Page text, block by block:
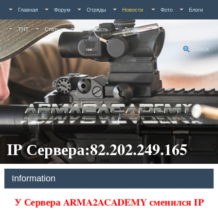
Главная Форум Отряды Новости Фото Блоги
ТНТ Статьи Активность Люди
Поиск
IP Сервера:82.202.249.165
Information
У Сервера ARMA2ACADEMY сменился IP